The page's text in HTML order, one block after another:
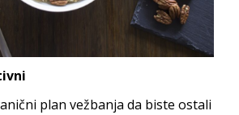
plan vežbanja da biste ostali